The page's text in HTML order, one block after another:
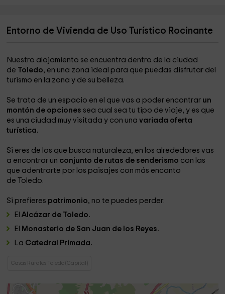
Entorno de Vivienda de Uso Turístico Rocinante
Nuestro alojamiento se encuentra dentro de la ciudad
de Toledo, en una zona ideal para que puedas disfrutar del
turismo en la zona y de su belleza.
Se trata de un espacio en el que vas a poder encontrar un
montón de opciones sea cual sea tu tipo de viaje, y es que
es una ciudad muy visitada y con unavariada oferta
turística.
Si eres de los que busca naturaleza, en los alrededores vas
a encontrar un conjunto de rutas de senderismo con las
que adentrarte por los paisajes con más encanto
de Toledo.
Si prefieres patrimonio, no te puedes perder:
ElAlcázar de Toledo.
El
Monasterio de San Juan de los Reyes.
La Catedral Primada.
Casas Rurales Toledo (Capital)